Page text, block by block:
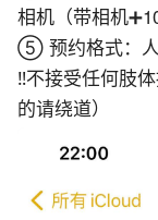
相机（带相机
⑤ 预约格式：人
‼️不接受任何肢
的请绕道）